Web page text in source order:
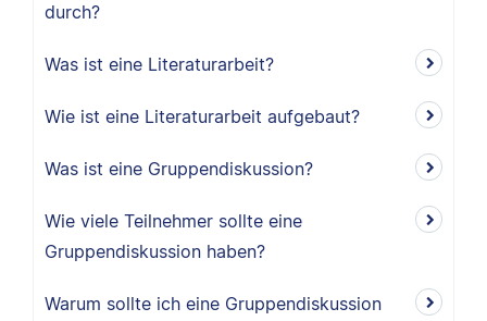
durch?
Was ist eine Literaturarbeit?
Wie ist eine Literaturarbeit aufgebaut?
Was ist eine Gruppendiskussion?
Wie viele Teilnehmer sollte eine
Gruppendiskussion haben?
Warum sollte ich eine Gruppendiskussion